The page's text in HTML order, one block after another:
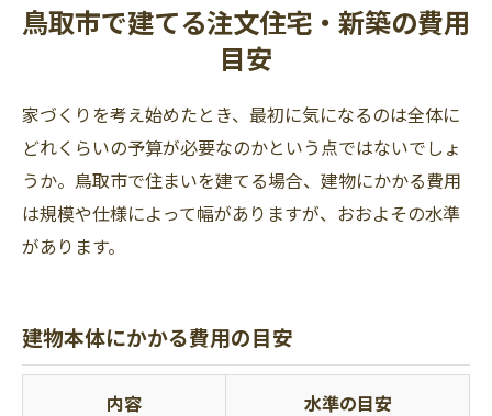
鳥取市で建てる注文住宅・新築の費用
目安
家づくりを考え始めたとき、最初に気になるのは全体に
どれくらいの予算が必要なのかという点ではないでしょ
うか。鳥取市で住まいを建てる場合、建物にかかる費用
は規模や仕様によって幅がありますが、おおよその水準
があります。
建物本体にかかる費用の目安
内容 水準の目安